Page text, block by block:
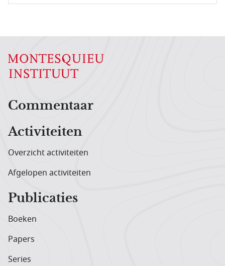
Hoofdnavigatiemenu
Commentaar
Activiteiten
Overzicht activiteiten
Afgelopen activiteiten
Publicaties
Boeken
Papers
Series